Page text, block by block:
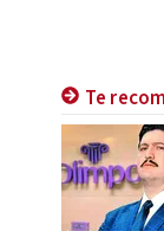
Te